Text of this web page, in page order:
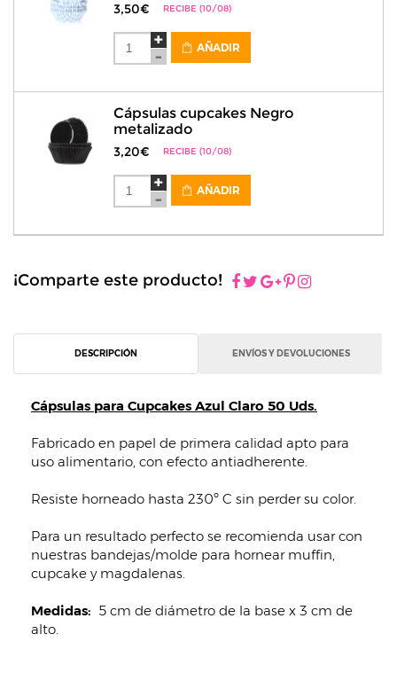
3,50€ RECIBE (10/08)
AÑADIR
Cápsulas cupcakes Negro
metalizado
3,20€ RECIBE (10/08)
AÑADIR
¡Comparte este producto!
DESCRIPCIÓN ENVÍOS Y DEVOLUCIONES
Cápsulas para Cupcakes Azul Claro 50 Uds.
Fabricado en papel de primera calidad apto para
uso alimentario, con efecto antiadherente.
Resiste horneado hasta 230º C sin perder su color.
Para un resultado perfecto se recomienda usar con
nuestras bandejas/molde para hornear muffin,
cupcake y magdalenas.
Medidas: 5 cm de diámetro de la base x 3 cm de
alto.